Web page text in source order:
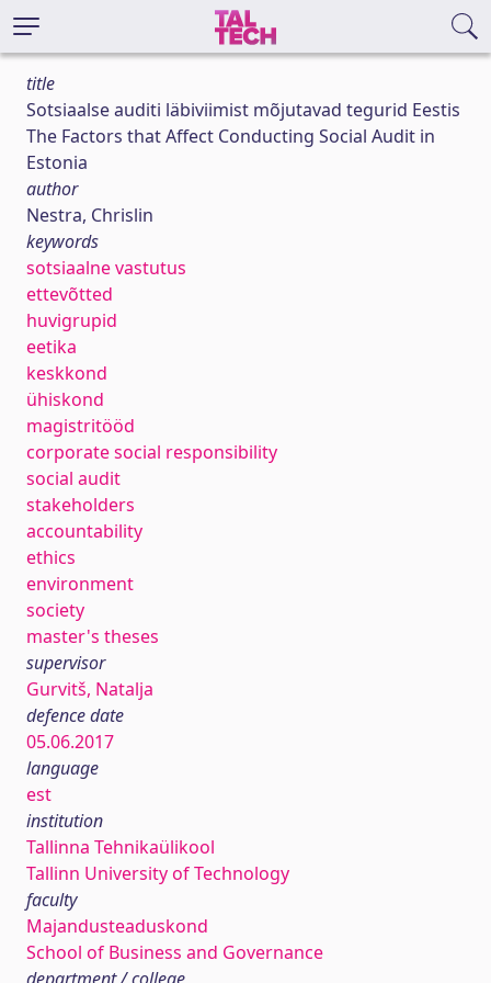
title
Sotsiaalse auditi läbiviimist mõjutavad tegurid Eestis
The Factors that Affect Conducting Social Audit in
Estonia
author
Nestra, Chrislin
keywords
sotsiaalne vastutus
ettevõtted
huvigrupid
eetika
keskkond
ühiskond
magistritööd
corporate social responsibility
social audit
stakeholders
accountability
ethics
environment
society
master's theses
supervisor
Gurvitš, Natalja
defence date
05.06.2017
language
est
institution
Tallinna Tehnikaülikool
Tallinn University of Technology
faculty
Majandusteaduskond
School of Business and Governance